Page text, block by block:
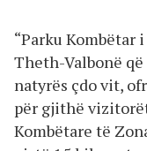
“Parku Kombëtar
Theth-Valbonë
natyrës çdo vit,
për gjithë
Kombëtare të